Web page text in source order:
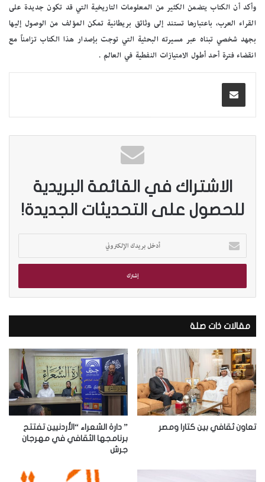
وأكد أن الكتاب يتضمن الكثير من المعلومات التاريخية التي قد تكون جديدة على
القراء العرب، باعتبارها تستند إلى وثائق بريطانية تمكن المؤلف من الوصول إليها
بجهد شخصي تبناه عبر مسيرته البحثية التي توجت بإصدار هذا الكتاب تزامناً مع
انقضاء فترة أحد أطول الامتيازات النفطية في العالم .
الاشتراك في القائمة البريدية
للحصول على التحديثات الجديدة!
خ
ب
ي
د
ك
ا
ل
إ
ل
ت
ر
مقالات ذات صلة
تعاون ثقافي بين كتارا ومصر
” دارة الشعراء “الأردنيين تفتتح
برنامجها الثقافي في مهرجان
جرش